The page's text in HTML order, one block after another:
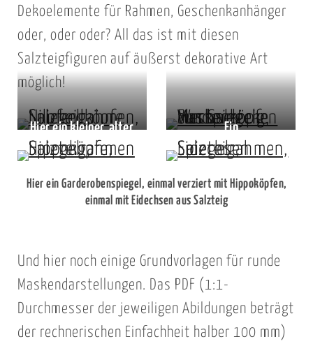
a
l
z
e
i
g
a
s
r
?
Dekoelemente für Rahmen, Geschenkanhänger
oder, oder oder? All das ist mit diesen
Salzteigfiguren auf äußerst dekorative Art
möglich!
Hier ein kleiner, alter
Spiegel mit
hübschem
Holzrahmen, nun
Salzteig.
Ein
Garderobenspiegel
zum Wechseln.
Befestigt habe ich
Klettband – man
kann also jederzeit
die Motive
auswechseln.
Hier ein Garderobenspiegel, einmal verziert mit Hippoköpfen,
einmal mit Eidechsen aus Salzteig
Und hier noch einige Grundvorlagen für runde
Maskendarstellungen. Das PDF (1:1-
Durchmesser der jeweiligen Abildungen beträgt
der rechnerischen Einfachheit halber 100 mm)